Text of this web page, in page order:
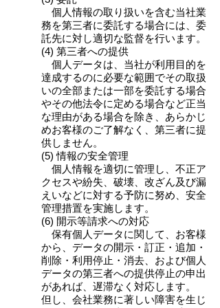
個人情報の取り扱いを含む当社業
務を第三者に委託する場合には、委
託先に対し適切な監督を行います。
(4) 第三者への提供
個人データは、当社が利用目的を
達成するのに必要な範囲でその取扱
いの全部または一部を委託する場合
やその他法令に定める場合など正当
な理由がある場合を除き、あらかじ
めお客様のご了解なく、第三者に提
供しません。
(5) 情報の安全管理
個人情報を適切に管理し、不正ア
クセスや紛失、破壊、改ざん及び漏
えいなどに対する予防に努め、安全
管理措置を実施します。
(6) 開示等請求への対応
保有個人データに関して、お客様
から、データの開示・訂正・追加・
削除・利用停止・消去、および個人
データの第三者への提供停止の申出
があれば、遅滞なく対応します。
但し、会社業務に著しい障害を生じ